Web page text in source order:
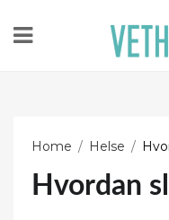
Home Helse
Hvordan